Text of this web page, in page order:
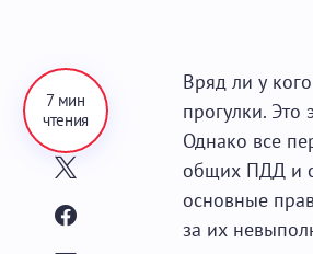
7 мин
чтения
Вряд ли у
прогулки. Это
Однако все
общих ПДД и
основные
за их